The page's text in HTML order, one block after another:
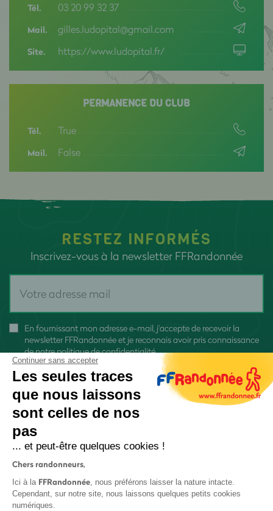
Tél. 03 20 99 32 37
Mail. gilles.ludopital@gmail.com
Site. https://www.ludopital.fr/
PERMANENCE DU CLUB
Tél. True
Mail. False
RESTEZ INFORMÉS
Inscrivez-vous à la newsletter FFRandonnée
En fournissant mon adresse e-mail, j'accepte de recevoir la
newsletter FFRandonnée et je reconnais avoir pris connaissance
denotre politique de confidentialité
Continuer sans accepter
Les seules traces
que nous laissons
sont celles de nos
pas
... et peut-être quelques cookies !
Chers randonneurs,
Ici à la FFRandonnée, nous préférons laisser la nature intacte.
Cependant, sur notre site, nous laissons quelques petits cookies
numériques.